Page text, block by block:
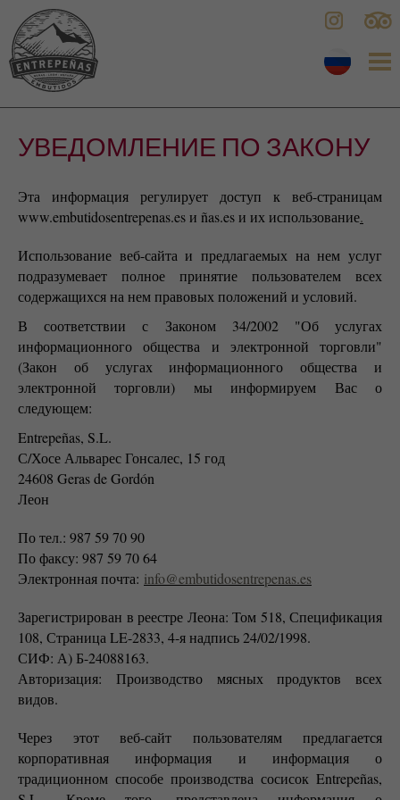
УВЕДОМЛЕНИЕ ПО ЗАКОНУ
Эта информация регулирует доступ к веб-страницам
www.embutidosentrepenas.es и ñas.es и их использование.
Использование веб-сайта и предлагаемых на нем услуг
подразумевает полное принятие пользователем всех
содержащихся на нем правовых положений и условий.
В соответствии с Законом 34/2002 "Об услугах
информационного общества и электронной торговли"
(Закон об услугах информационного общества и
электронной торговли) мы информируем Вас о
следующем:
Entrepeñas, S.L.
С/Хосе Альварес Гонсалес, 15 год
24608 Geras de Gordón
Леон
По тел.: 987 59 70 90
По факсу: 987 59 70 64
Электронная почта: info@embutidosentrepenas.es
Зарегистрирован в реестре Леона: Том 518, Спецификация
108, Страница LE-2833, 4-я надпись 24/02/1998.
СИФ: А) Б-24088163.
Авторизация: Производство мясных продуктов всех
видов.
Через этот веб-сайт пользователям предлагается
корпоративная информация и информация о
традиционном способе производства сосисок Entrepeñas,